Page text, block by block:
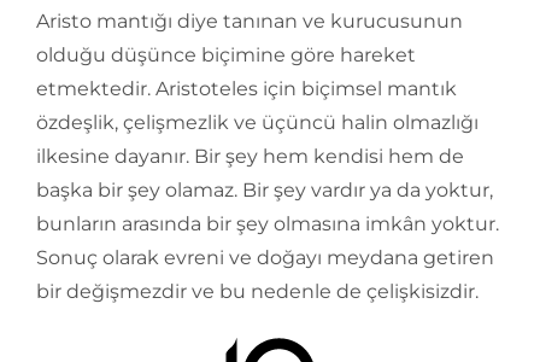
Aristo mantığı diye tanınan ve kurucusunun
olduğu düşünce biçimine göre hareket
etmektedir. Aristoteles için biçimsel mantık
özdeşlik, çelişmezlik ve üçüncü halin olmazlığı
ilkesine dayanır. Bir şey hem kendisi hem de
başka bir şey olamaz. Bir şey vardır ya da yoktur,
bunların arasında bir şey olmasına imkân yoktur.
Sonuç olarak evreni ve doğayı meydana getiren
bir değişmezdir ve bu nedenle de çelişkisizdir.